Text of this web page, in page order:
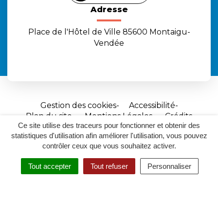
Ce site utilise des traceurs pour fonctionner et obtenir des
statistiques d'utilisation afin améliorer l'utilisation, vous pouvez
contrôler ceux que vous souhaitez activer.
Tout accepter Tout refuser Personnaliser
RECHERCHER
ACCESSIBILITÉ
Adresse
Place de l'Hôtel de Ville 85600 Montaigu-
Vendée
Gestion des cookies
Accessibilité
Plan du site
Mentions Légales
Crédits
Site
réalisé
par
Inovagora